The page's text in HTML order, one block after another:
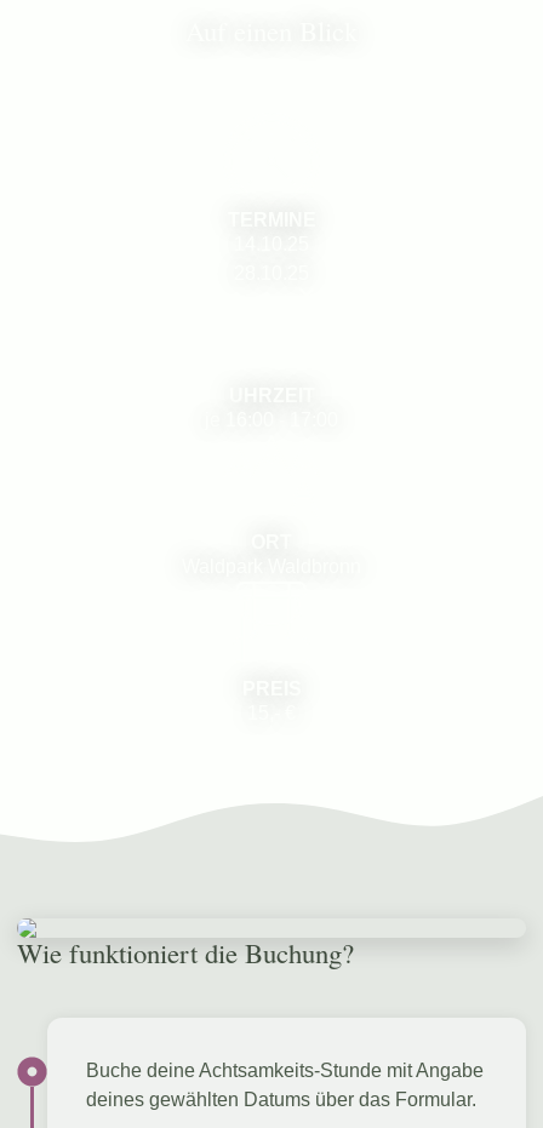
Wie funktioniert die Buchung?
Buche deine Achtsamkeits-Stunde mit Angabe
deines gewählten Datums über das Formular.